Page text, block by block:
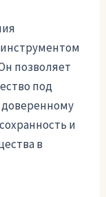
позволяет
под
и
в